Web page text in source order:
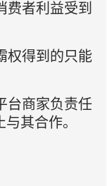
费者利益受到
权得到的只能
台商家负责任
其合作。